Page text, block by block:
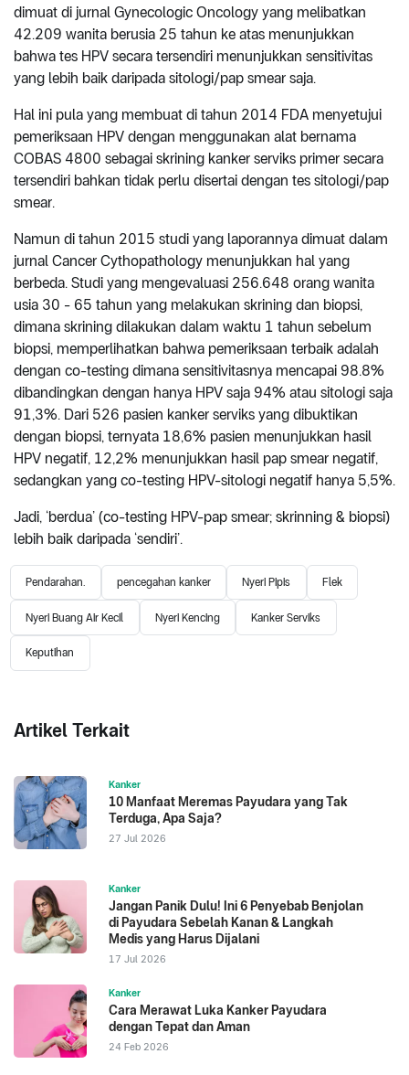
dimuat di jurnal Gynecologic Oncology yang melibatkan
42.209 wanita berusia 25 tahun ke atas menunjukkan
bahwa tes HPV secara tersendiri menunjukkan sensitivitas
yang lebih baik daripada sitologi/pap smear saja.
Hal ini pula yang membuat di tahun 2014 FDA menyetujui
pemeriksaan HPV dengan menggunakan alat bernama
COBAS 4800 sebagai skrining kanker serviks primer secara
tersendiri bahkan tidak perlu disertai dengan tes sitologi/pap
smear.
Namun di tahun 2015 studi yang laporannya dimuat dalam
jurnal Cancer Cythopathology menunjukkan hal yang
berbeda. Studi yang mengevaluasi 256.648 orang wanita
usia 30 - 65 tahun yang melakukan skrining dan biopsi,
dimana skrining dilakukan dalam waktu 1 tahun sebelum
biopsi, memperlihatkan bahwa pemeriksaan terbaik adalah
dengan co-testing dimana sensitivitasnya mencapai 98.8%
dibandingkan dengan hanya HPV saja 94% atau sitologi saja
91,3%. Dari 526 pasien kanker serviks yang dibuktikan
dengan biopsi, ternyata 18,6% pasien menunjukkan hasil
HPV negatif, 12,2% menunjukkan hasil pap smear negatif,
sedangkan yang co-testing HPV-sitologi negatif hanya 5,5%.
Jadi, ‘berdua’ (co-testing HPV-pap smear; skrinning & biopsi)
lebih baik daripada ‘sendiri’.
Pendarahan. pencegahan kanker Nyeri Pipis Flek
Nyeri Buang Air Kecil Nyeri Kencing Kanker Serviks
Keputihan
Artikel Terkait
Kanker
10 Manfaat Meremas Payudara yang Tak
Terduga, Apa Saja?
27 Jul 2026
Kanker
Jangan Panik Dulu! Ini 6 Penyebab Benjolan
di Payudara Sebelah Kanan & Langkah
Medis yang Harus Dijalani
17 Jul 2026
Kanker
Cara Merawat Luka Kanker Payudara
dengan Tepat dan Aman
24 Feb 2026